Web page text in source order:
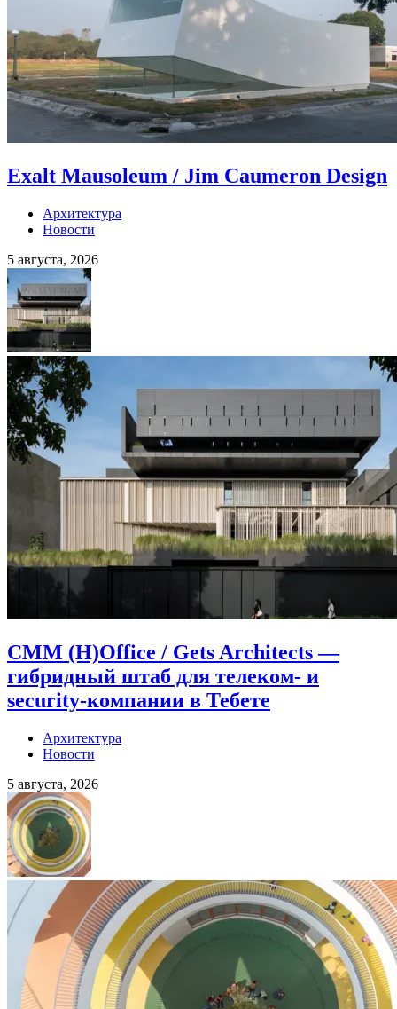
Exalt Mausoleum / Jim Caumeron Design
Архитектура
Новости
5 августа, 2026
CMM (H)Office / Gets Architects —
гибридный штаб для телеком- и
security-компании в Тебете
Архитектура
Новости
5 августа, 2026